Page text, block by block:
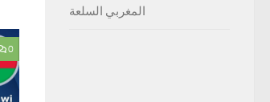
0
المغربي السلعة